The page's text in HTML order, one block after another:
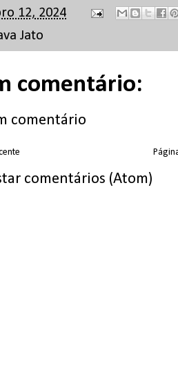
12, 2024
Jato
comentário:
comentário
comentários (Atom)